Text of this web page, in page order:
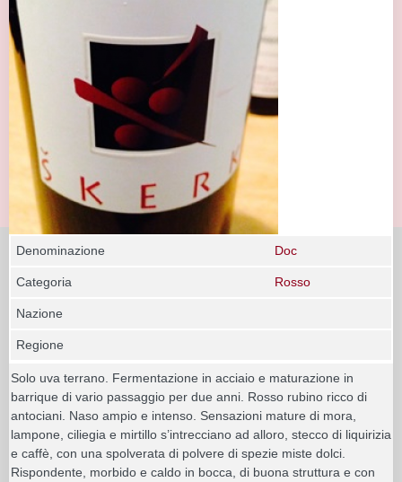
Denominazione Doc
Categoria Rosso
Nazione
Regione
Solo uva terrano. Fermentazione in acciaio e maturazione in
barrique di vario passaggio per due anni. Rosso rubino ricco di
antociani. Naso ampio e intenso. Sensazioni mature di mora,
lampone, ciliegia e mirtillo s’intrecciano ad alloro, stecco di liquirizia
e caffè, con una spolverata di polvere di spezie miste dolci.
Rispondente, morbido e caldo in bocca, di buona struttura e con